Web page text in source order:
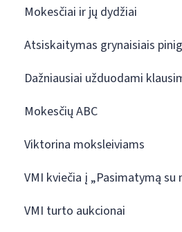
Mokesčiai ir jų dydžiai
Atsiskaitymas grynaisiais
Dažniausiai užduodami
Mokesčių ABC
Viktorina moksleiviams
VMI kviečia į „Pasimatymą su
VMI turto aukcionai